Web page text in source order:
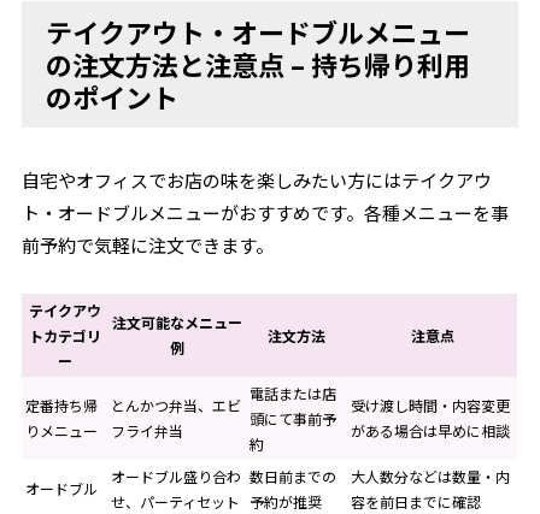
テイクアウト・オードブルメニュー
の注文方法と注意点 – 持ち帰り利用
のポイント
自宅やオフィスでお店の味を楽しみたい方にはテイクアウ
ト・オードブルメニューがおすすめです。各種メニューを事
前予約で気軽に注文できます。
テイクアウ
トカテゴリ
ー
注文可能なメニュー
例
注文方法 注意点
定番持ち帰
りメニュー
とんかつ弁当、エビ
フライ弁当
電話または店
頭にて事前予
約
受け渡し時間・内容変更
がある場合は早めに相談
オードブル
オードブル盛り合わ
せ、パーティセット
数日前までの
予約が推奨
大人数分などは数量・内
容を前日までに確認